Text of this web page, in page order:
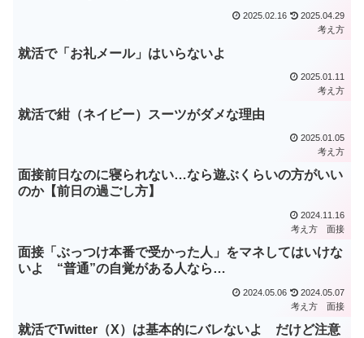
2025.02.16
2025.04.29
考え方
就活で「お礼メール」はいらないよ
2025.01.11
考え方
就活で紺（ネイビー）スーツがダメな理由
2025.01.05
考え方
面接前日なのに寝られない…なら遊ぶくらいの方がいい
のか【前日の過ごし方】
2024.11.16
考え方
面接
面接「ぶっつけ本番で受かった人」をマネしてはいけな
いよ “普通”の自覚がある人なら…
2024.05.06
2024.05.07
考え方
面接
就活でTwitter（X）は基本的にバレないよ だけど注意